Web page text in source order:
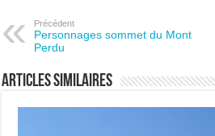
Précédent
Personnages sommet du Mont
Perdu
Articles similaires